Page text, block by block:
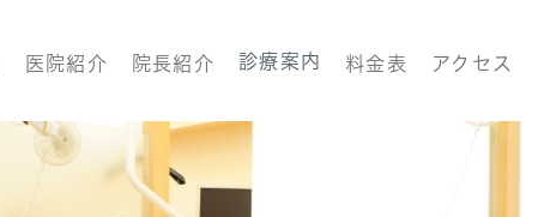
医院紹介 院長紹介 診療案内 料金表 アクセス